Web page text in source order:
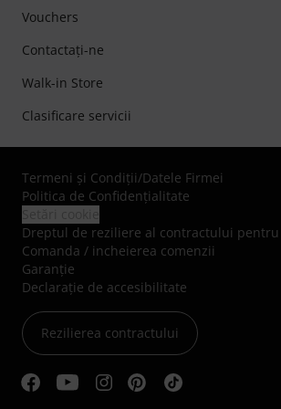
Vouchers
Contactaţi-ne
Walk-in Store
Clasificare servicii
Termeni şi Condiţii/Datele Firmei
Politica de Confidenţialitate
Dreptul de reziliere al contractului
Comanda / incheierea comenzii
Garanție
Declarație de accesibilitate
Rezilierea contractului